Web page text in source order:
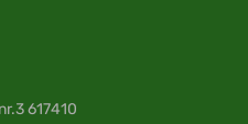
617410